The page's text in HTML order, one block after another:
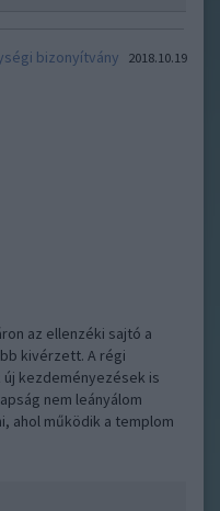
bizonyítvány
2018.10.19
az ellenzéki sajtó a
kivérzett. A régi
kezdeményezések is
nem leányálom
ahol működik a templom